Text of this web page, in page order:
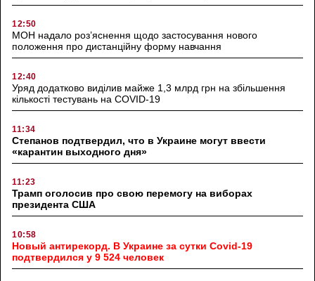
12:50
МОН надало роз’яснення щодо застосування нового
положення про дистанційну форму навчання
12:40
Уряд додатково виділив майже 1,3 млрд грн на збільшення
кількості тестувань на COVID-19
11:34
Степанов подтвердил, что в Украине могут ввести
«карантин выходного дня»
11:23
Трамп оголосив про свою перемогу на виборах
президента США
10:58
Новый антирекорд. В Украине за сутки Covid-19
подтвердился у 9 524 человек